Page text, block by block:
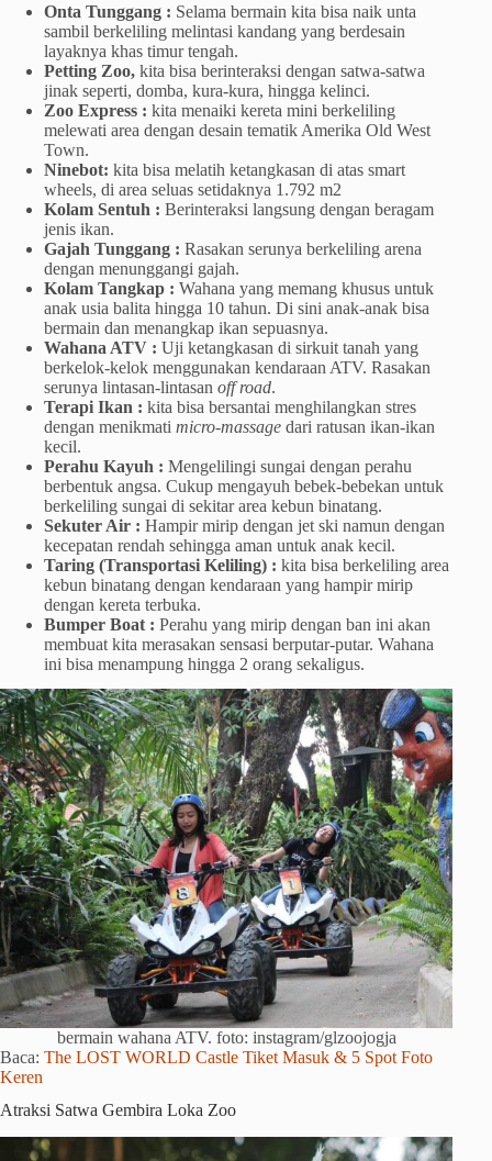
Onta Tunggang : Selama bermain kita bisa naik unta
sambil berkeliling melintasi kandang yang berdesain
layaknya khas timur tengah.
Petting Zoo, kita bisa berinteraksi dengan satwa-satwa
jinak seperti, domba, kura-kura, hingga kelinci.
Zoo Express : kita menaiki kereta mini berkeliling
melewati area dengan desain tematik Amerika Old West
Town.
Ninebot: kita bisa melatih ketangkasan di atas smart
wheels, di area seluas setidaknya 1.792 m2
Kolam Sentuh : Berinteraksi langsung dengan beragam
jenis ikan.
Gajah Tunggang : Rasakan serunya berkeliling arena
dengan menunggangi gajah.
Kolam Tangkap : Wahana yang memang khusus untuk
anak usia balita hingga 10 tahun. Di sini anak-anak bisa
bermain dan menangkap ikan sepuasnya.
Wahana ATV : Uji ketangkasan di sirkuit tanah yang
berkelok-kelok menggunakan kendaraan ATV. Rasakan
serunya lintasan-lintasan off road.
Terapi Ikan : kita bisa bersantai menghilangkan stres
dengan menikmati micro-massage dari ratusan ikan-ikan
kecil.
Perahu Kayuh : Mengelilingi sungai dengan perahu
berbentuk angsa. Cukup mengayuh bebek-bebekan untuk
berkeliling sungai di sekitar area kebun binatang.
Sekuter Air : Hampir mirip dengan jet ski namun dengan
kecepatan rendah sehingga aman untuk anak kecil.
Taring (Transportasi Keliling) : kita bisa berkeliling area
kebun binatang dengan kendaraan yang hampir mirip
dengan kereta terbuka.
Bumper Boat : Perahu yang mirip dengan ban ini akan
membuat kita merasakan sensasi berputar-putar. Wahana
ini bisa menampung hingga 2 orang sekaligus.
bermain wahana ATV. foto: instagram/glzoojogja
Baca: The LOST WORLD Castle Tiket Masuk & 5 Spot Foto
Keren
Atraksi Satwa Gembira Loka Zoo